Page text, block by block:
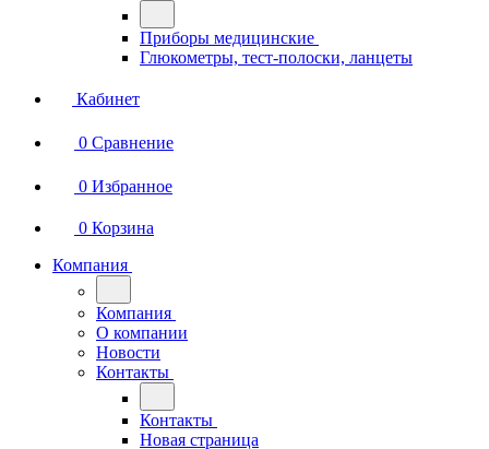
Приборы медицинские
Глюкометры, тест-полоски, ланцеты
Кабинет
0 Сравнение
0 Избранное
0 Корзина
Компания
Компания
О компании
Новости
Контакты
Контакты
Новая страница